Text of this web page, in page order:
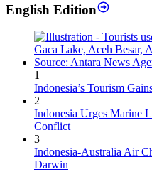
English Edition
1
Indonesia’s Tourism
2
Indonesia Urges Marine
Conflict
3
Indonesia-Australia Air
Darwin